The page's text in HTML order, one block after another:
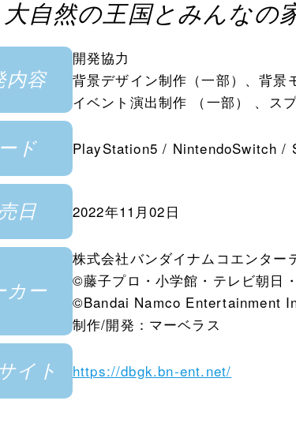
自然の王国とみんなの
内容
開発協力
背景デザイン制作（一部）、背景
イベント演出制作 （一部） 、ス
ド PlayStation5 / NintendoSwitch /
日 2022年11月02日
カー
株式会社バンダイナムコエンター
©藤子プロ・小学館・テレビ朝日
©Bandai Namco Entertainment
制作/開発：マーベラス
イト https://dbgk.bn-ent.net/